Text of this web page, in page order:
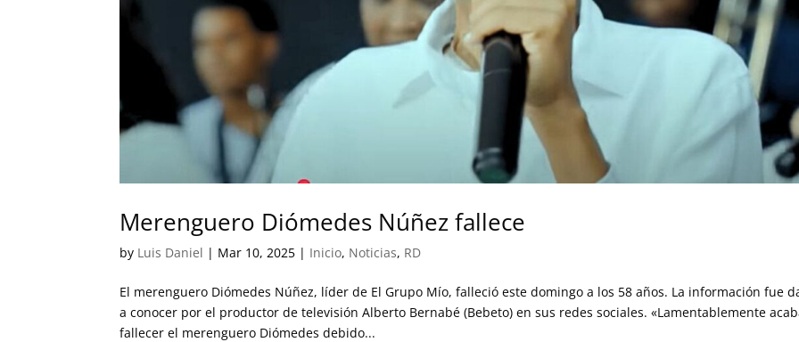
Merenguero Diómedes Núñez fallece
by Luis Daniel | Mar 10, 2025 | Inicio, Noticias, RD
El merenguero Diómedes Núñez, líder de El Grupo Mío, falleció este domingo a los 58 años. La información fue
a conocer por el productor de televisión Alberto Bernabé (Bebeto) en sus redes sociales. «Lamentablemente
fallecer el merenguero Diómedes debido...